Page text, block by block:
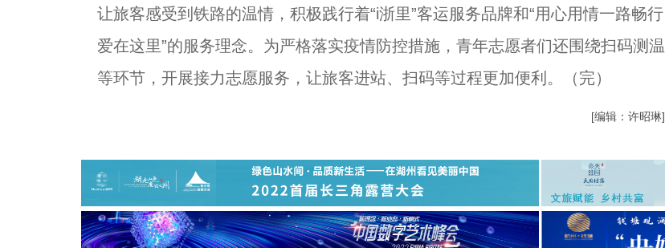
让旅客感受到铁路的温情，积极践行着“i浙里”客运服务品牌和“用心用情一路畅行
爱在这里”的服务理念。为严格落实疫情防控措施，青年志愿者们还围绕扫码测温
等环节，开展接力志愿服务，让旅客进站、扫码等过程更加便利。（完）
[编辑：许昭琳]